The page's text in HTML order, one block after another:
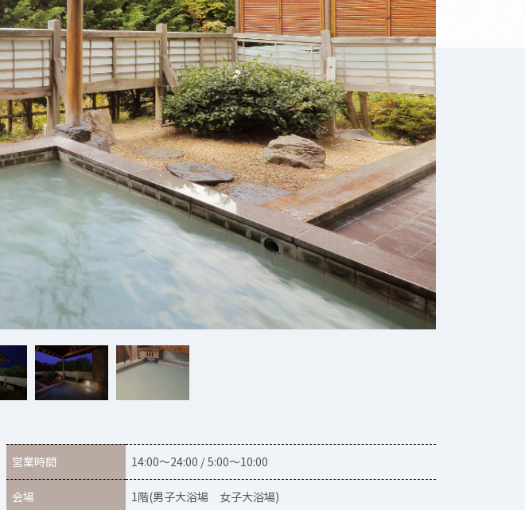
営業時間 14:00～24:00 / 5:00～10:00
会場 1階(男子大浴場 女子大浴場)